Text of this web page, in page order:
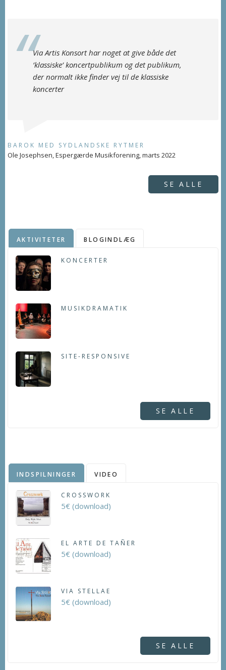
Via Artis Konsort har noget at give både det
’klassiske’ koncertpublikum og det publikum,
der normalt ikke finder vej til de klassiske
koncerter
BAROK MED SYDLANDSKE RYTMER
Ole Josephsen, Espergærde Musikforening, marts 2022
SE ALLE
AKTIVITETER BLOGINDLÆG
KONCERTER
MUSIKDRAMATIK
SITE-RESPONSIVE
SE ALLE
INDSPILNINGER VIDEO
CROSSWORK
5€ (download)
EL ARTE DE TAÑER
5€ (download)
VIA STELLAE
5€ (download)
SE ALLE